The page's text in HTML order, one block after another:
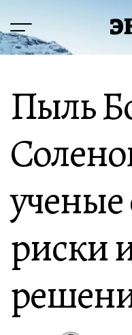
содержимому
Меню
Пыль
риски